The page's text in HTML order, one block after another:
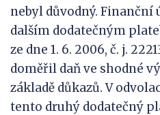
nebyl důvodný.
dalším dodatečným
ze dne 1. 6. 2006, č. j.
doměřil daň ve shodné
základě důkazů. V
tento druhý dodatečný